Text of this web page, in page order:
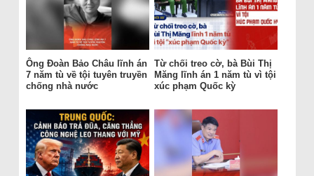
Ông Đoàn Bảo Châu lĩnh án
7 năm tù về tội tuyên truyền
chống nhà nước
Từ chối treo cờ, bà Bùi Thị
Măng lĩnh án 1 năm tù vì tội
xúc phạm Quốc kỳ